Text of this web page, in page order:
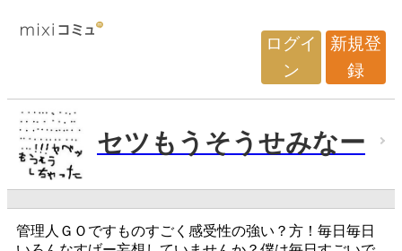
ログイ
ン
新規登
録
セツもうそうせみなー
管理人ＧＯですものすごく感受性の強い？方！毎日毎日